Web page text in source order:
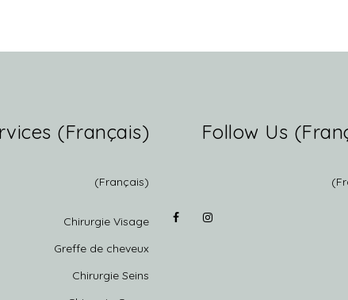
(Français) Services
(Français)
Chirurgie Visage
Greffe de cheveux
Chirurgie Seins